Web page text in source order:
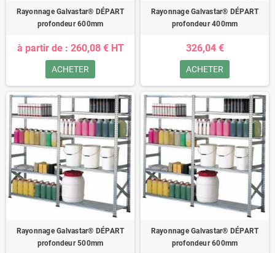
Rayonnage Galvastar® DÉPART
profondeur 600mm
à partir de : 260,08 € HT
ACHETER
Rayonnage Galvastar® DÉPART
profondeur 400mm
326,04 €
ACHETER
Rayonnage Galvastar® DÉPART
profondeur 500mm
Rayonnage Galvastar® DÉPART
profondeur 600mm